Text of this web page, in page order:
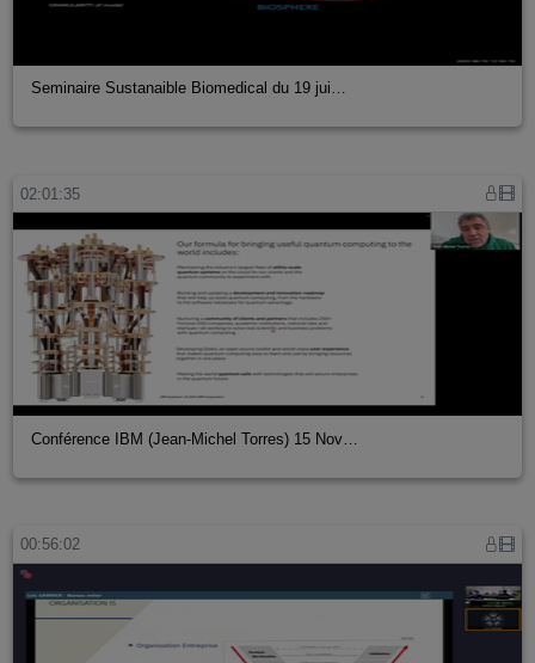
Seminaire Sustanaible Biomedical du 19 jui…
02:01:35
Conférence IBM (Jean-Michel Torres) 15 Nov…
00:56:02